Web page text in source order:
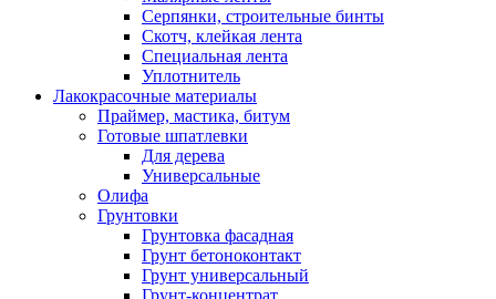
Серпянки, строительные бинты
Скотч, клейкая лента
Специальная лента
Уплотнитель
Лакокрасочные материалы
Праймер, мастика, битум
Готовые шпатлевки
Для дерева
Универсальные
Олифа
Грунтовки
Грунтовка фасадная
Грунт бетоноконтакт
Грунт универсальный